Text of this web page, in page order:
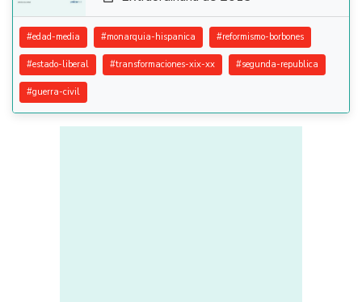
#edad-media #monarquia-hispanica #reformismo-borbones
#estado-liberal #transformaciones-xix-xx #segunda-republica
#guerra-civil